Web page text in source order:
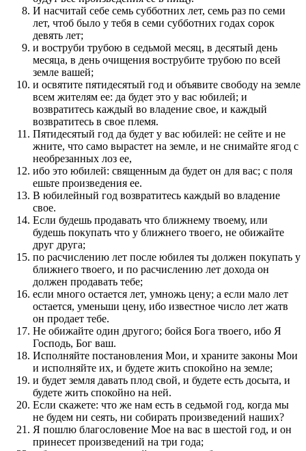
И насчитай себе семь субботних лет, семь раз по семи
лет, чтоб было у тебя в семи субботних годах сорок
девять лет;
и воструби трубою в седьмой месяц, в десятый день
месяца, в день очищения вострубите трубою по всей
земле вашей;
и освятите пятидесятый год и объявите свободу на земле
всем жителям ее: да будет это у вас юбилей; и
возвратитесь каждый во владение свое, и каждый
возвратитесь в свое племя.
Пятидесятый год да будет у вас юбилей: не сейте и не
жните, что само вырастет на земле, и не снимайте ягод с
необрезанных лоз ее,
ибо это юбилей: священным да будет он для вас; с поля
ешьте произведения ее.
В юбилейный год возвратитесь каждый во владение
свое.
Если будешь продавать что ближнему твоему, или
будешь покупать что у ближнего твоего, не обижайте
друг друга;
по расчислению лет после юбилея ты должен покупать у
ближнего твоего, и по расчислению лет дохода он
должен продавать тебе;
если много остается лет, умножь цену; а если мало лет
остается, уменьши цену, ибо известное число лет жатв
он продает тебе.
Не обижайте один другого; бойся Бога твоего, ибо Я
Господь, Бог ваш.
Исполняйте постановления Мои, и храните законы Мои
и исполняйте их, и будете жить спокойно на земле;
и будет земля давать плод свой, и будете есть досыта, и
будете жить спокойно на ней.
Если скажете: что же нам есть в седьмой год, когда мы
не будем ни сеять, ни собирать произведений наших?
Я пошлю благословение Мое на вас в шестой год, и он
принесет произведений на три года;